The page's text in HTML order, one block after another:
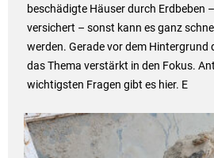
beschädigte Häuser durch Erdbeben
versichert – sonst kann es ganz
werden. Gerade vor dem Hintergrund
das Thema verstärkt in den Fokus.
wichtigsten Fragen gibt es hier. E